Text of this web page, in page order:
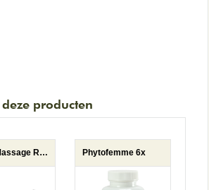
producten
Saneo Massage Roller Phytofemme 6x